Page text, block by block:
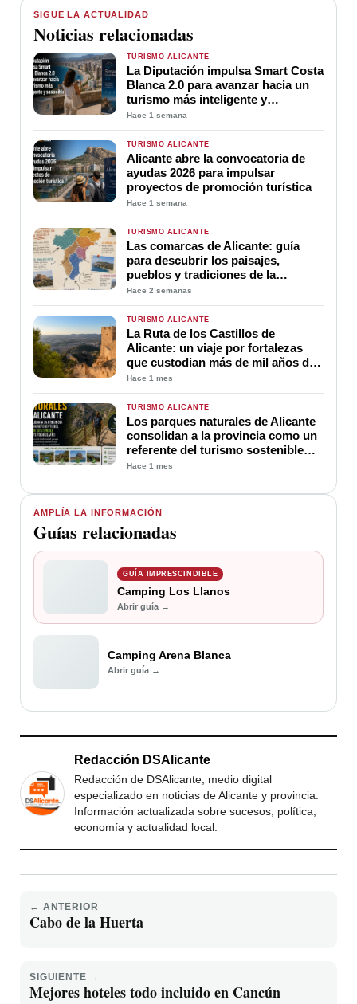
AMPLÍA LA INFORMACIÓN
Guías relacionadas
GUÍA IMPRESCINDIBLE
Camping Los Llanos
Abrir guía →
Camping Arena Blanca
Abrir guía →
SIGUE LA ACTUALIDAD
Noticias relacionadas
TURISMO ALICANTE
La Diputación impulsa Smart Costa
Blanca 2.0 para avanzar hacia un
turismo más inteligente y
sostenible
Hace 1 semana
TURISMO ALICANTE
Alicante abre la convocatoria de
ayudas 2026 para impulsar
proyectos de promoción turística
Hace 1 semana
TURISMO ALICANTE
Las comarcas de Alicante: guía
para descubrir los paisajes,
pueblos y tradiciones de la
provincia
Hace 2 semanas
TURISMO ALICANTE
La Ruta de los Castillos de
Alicante: un viaje por fortalezas
que custodian más de mil años de
historia
Hace 1 mes
TURISMO ALICANTE
Los parques naturales de Alicante
consolidan a la provincia como un
referente del turismo sostenible
durante todo el año
Hace 1 mes
Redacción DSAlicante
Redacción de DSAlicante, medio digital
especializado en noticias de Alicante y provincia.
Información actualizada sobre sucesos, política,
economía y actualidad local.
← ANTERIOR
Cabo de la Huerta
SIGUIENTE →
Mejores hoteles todo incluido en Cancún